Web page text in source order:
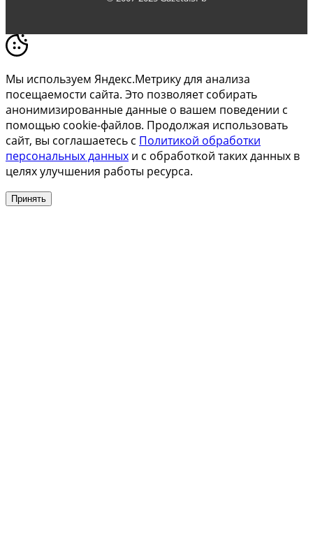
Мы используем Яндекс.Метрику для анализа
посещаемости сайта. Это позволяет собирать
анонимизированные данные о вашем поведении с
помощью cookie-файлов. Продолжая использовать
сайт, вы соглашаетесь с Политикой обработки
персональных данных и с обработкой таких данных в
целях улучшения работы ресурса.
Принять